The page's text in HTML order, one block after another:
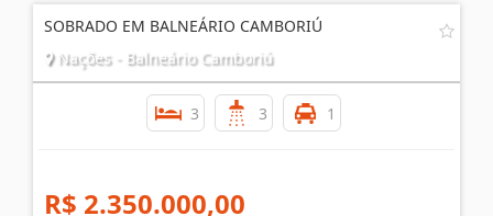
R$ 1.400.000,00
SOBRADO EM BALNEÁRIO CAMBORIÚ
3